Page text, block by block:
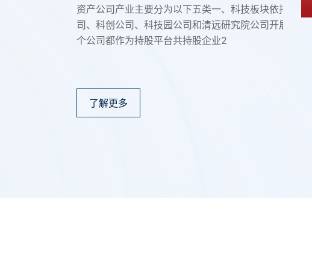
资产公司产业主要分为以下五类一、科技板块依托资产公
司、科创公司、科技园公司和清远研究院公司开展。这4
个公司都作为持股平台共持股企业2
了解更多